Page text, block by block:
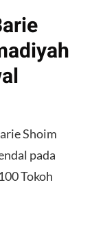
Shoim
pada
Tokoh